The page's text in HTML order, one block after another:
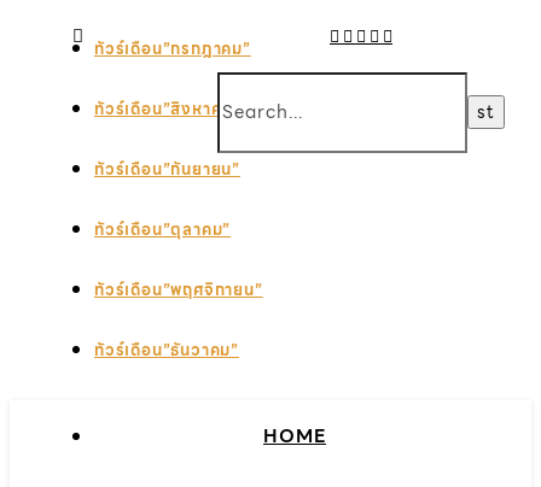
ทัวร์เดือน”กรกฎาคม”
ทัวร์เดือน”สิงหาคม”
ทัวร์เดือน”กันยายน”
ทัวร์เดือน”ตุลาคม”
ทัวร์เดือน”พฤศจิกายน”
ทัวร์เดือน”ธันวาคม”
HOME